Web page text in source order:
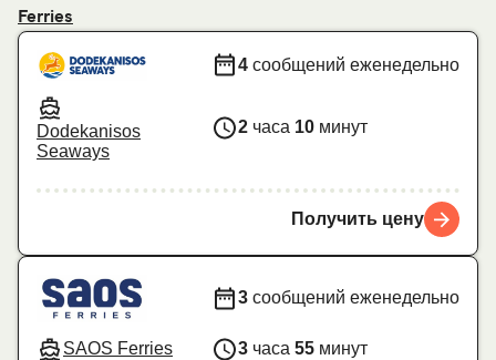
Ferries
Dodekanisos
Seaways
4 сообщений еженедельно
2 часа 10 минут
Получить цену
SAOS Ferries
3 сообщений еженедельно
3 часа 55 минут